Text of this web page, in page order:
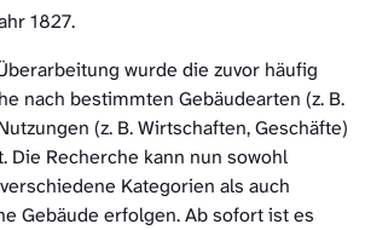
1827.
wurde die zuvor häufig
nach bestimmten Gebäudearten (z. B.
(z. B. Wirtschaften, Geschäfte)
Die Recherche kann nun sowohl
Kategorien als auch
Gebäude erfolgen. Ab sofort ist es